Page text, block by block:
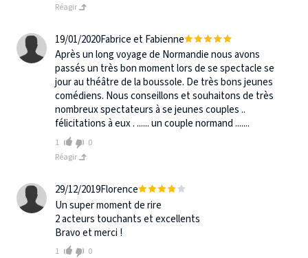
Réagir
19/01/2020Fabrice et Fabienne
Après un long voyage de Normandie nous avons
passés un très bon moment lors de se spectacle se
jour au théâtre de la boussole. De très bons jeunes
comédiens. Nous conseillons et souhaitons de très
nombreux spectateurs à se jeunes couples ..
félicitations à eux . ...... un couple normand .......
1
0
Réagir
29/12/2019Florence
Un super moment de rire
2 acteurs touchants et excellents
Bravo et merci !
1
0